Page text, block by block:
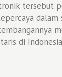
tersebut
dalam
di